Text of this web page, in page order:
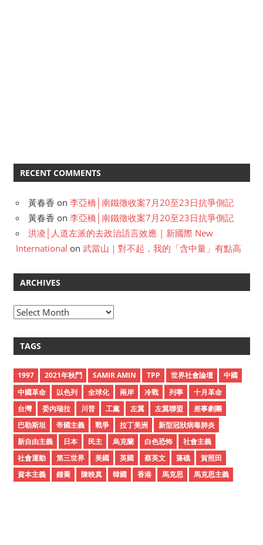
RECENT COMMENTS
黃春香 on 李亞橋│南鐵徵收案7月20至23日抗爭側記
黃春香 on 李亞橋│南鐵徵收案7月20至23日抗爭側記
洪凌│人道左派的去政治語言效應 | 新國際 New
International on 武當山｜對不起，我的「含中量」有點高
ARCHIVES
A
h
v
e
s
TAGS
1997 2021年秋鬥 SAMIR AMIN TPP 世界社會論壇
中國
中國革命
以色列 全球化 兩岸 冷戰 列寧
十月革命
台灣
委內瑞拉 川普 工黨 左翼 左翼聯盟
差事劇團
巴勒斯坦
帝國主義 戰爭 拉丁美洲
新型冠狀病毒肺炎
新自由主義
日本 民主 烏克蘭 白色恐怖
社會主義
社會運動
第三世界 美國 英國 蔡英文 藻礁
賀照田
資本主義
鍾喬 陳映真 韓國 香港 馬克思 馬克思主義